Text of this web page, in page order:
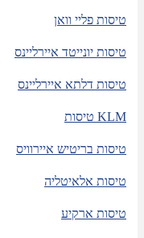
טיסות פליי וואן
טיסות יונייטד איירליינס
טיסות דלתא איירליינס
טיסות KLM
טיסות בריטיש איירוויס
טיסות אלאיטליה
טיסות ארקיע